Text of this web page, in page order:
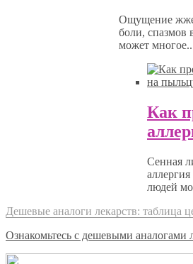
Ощущение
боли, спазмов
может
Как
Сенная
людей
Дешевые аналоги лекарств: таблица
Ознакомьтесь с дешевыми аналогами